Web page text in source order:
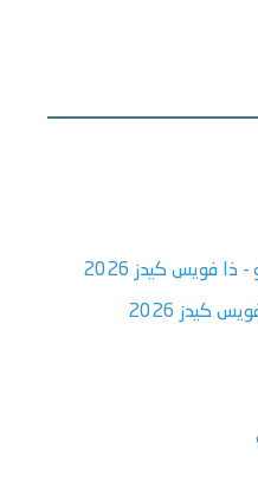
ذا فويس كيدز 2026
كيدز 2026